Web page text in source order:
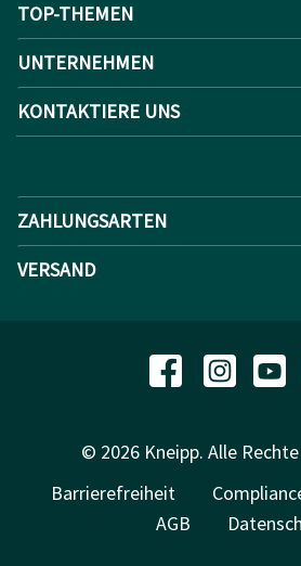
TOP-THEMEN
UNTERNEHMEN
KONTAKTIERE UNS
ZAHLUNGSARTEN
VERSAND
© 2026 Kneipp. Alle
Barrierefreiheit
AGB